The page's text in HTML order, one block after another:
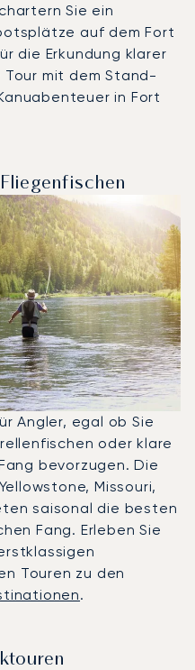
Sie ein
auf dem Fort
die Erkundung klarer
mit dem Stand-
in Fort
Angler, egal ob Sie
oder klare
bevorzugen. Die
Missouri,
saisonal die besten
Fang. Erleben Sie
Touren zu den
.